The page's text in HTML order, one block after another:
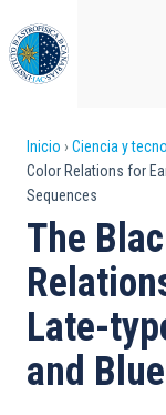
al
contenido
principal
enlaces
de
ayuda
a
la
navegación
Inicio Ciencia y
Color Relations for
Sequences
The
Late-
and